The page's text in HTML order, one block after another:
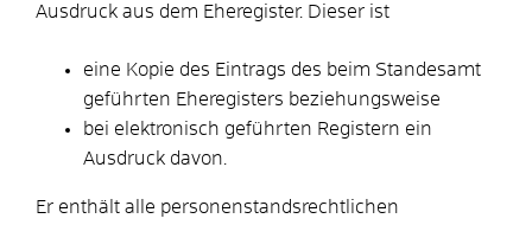
Ausdruck aus dem Eheregister. Dieser ist
eine Kopie des Eintrags des beim Standesamt
geführten Eheregisters beziehungsweise
bei elektronisch geführten Registern ein
Ausdruck davon.
Er enthält alle personenstandsrechtlichen